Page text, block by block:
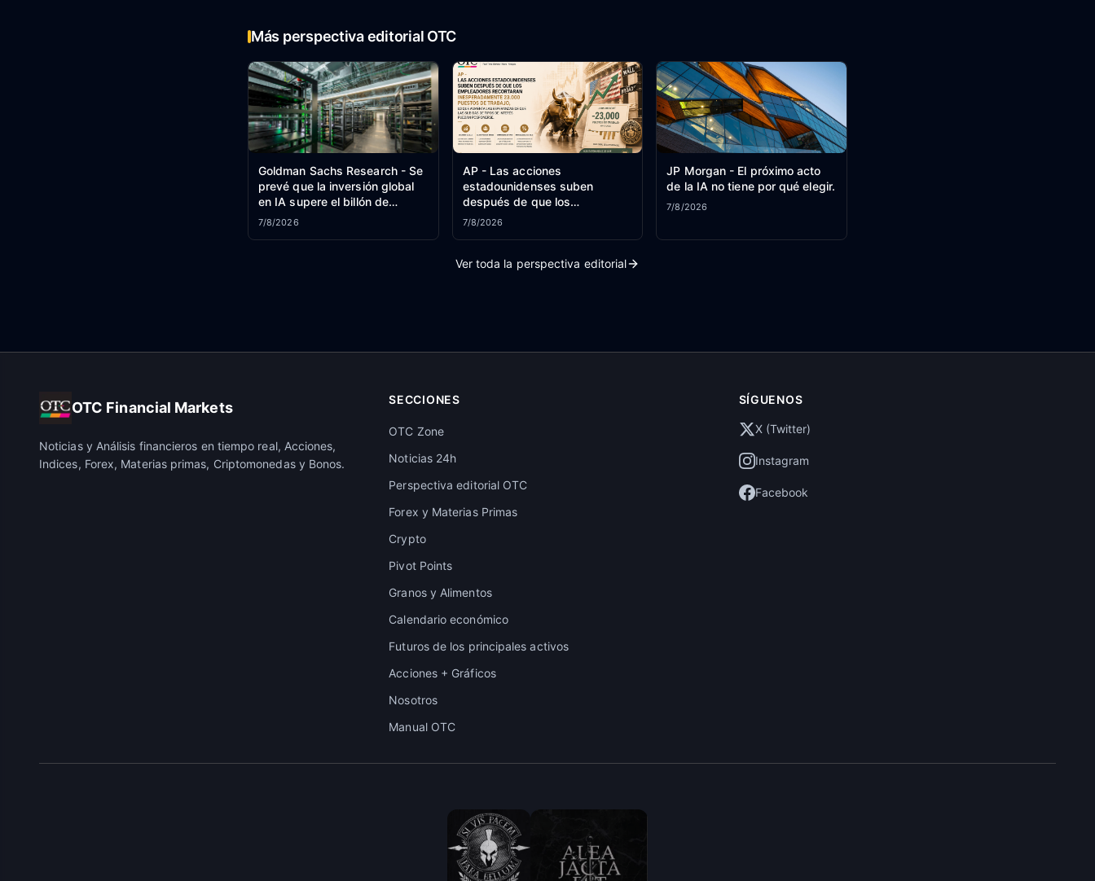
Más perspectiva editorial OTC
Goldman Sachs Research - Se
prevé que la inversión global
en IA supere el billón de
dólares en 2026.
7/8/2026
AP - Las acciones
estadounidenses suben
después de que los
empleadores recortaran
aumenta las esperanzas de
7/8/2026
JP Morgan - El próximo acto
de la IA no tiene por qué elegir.
7/8/2026
Ver toda la perspectiva editorial
OTC Financial Markets
Noticias y Análisis financieros en tiempo real, Acciones,
Indices, Forex, Materias primas, Criptomonedas y Bonos.
SECCIONES
OTC Zone
Noticias 24h
Perspectiva editorial OTC
Forex y Materias Primas
Crypto
Pivot Points
Granos y Alimentos
Calendario económico
Futuros de los principales activos
Acciones + Gráficos
Nosotros
Manual OTC
SÍGUENOS
X (Twitter)
Instagram
Facebook